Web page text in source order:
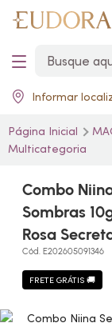
Informar
Página Inicial
Multicategoria
Combo
Sombras
Rosa
Cód. E202605091346
FRETE GRÁTIS 🚚